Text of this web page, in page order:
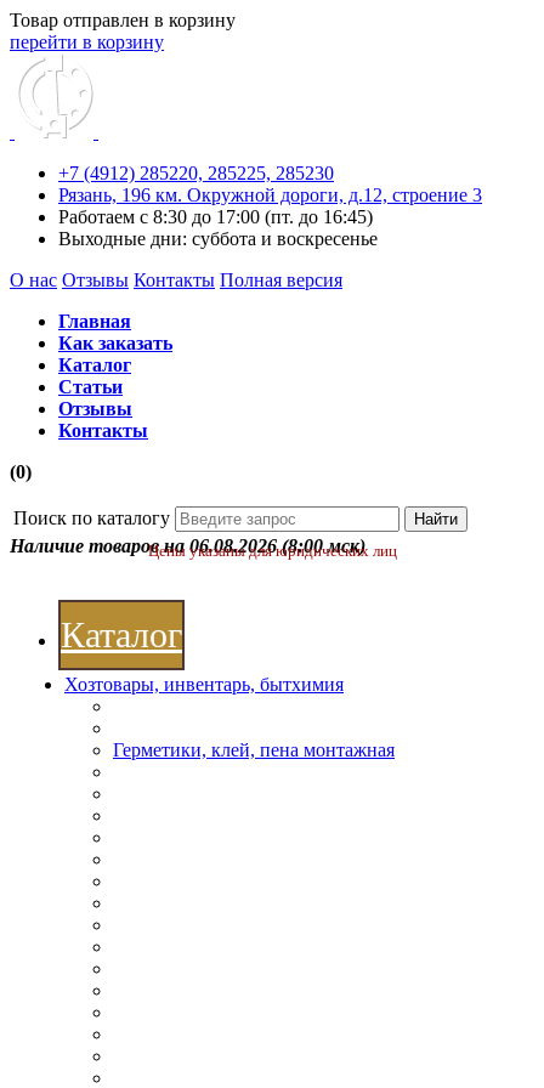
Товар отправлен в корзину
перейти в корзину
+7 (4912) 285220, 285225, 285230
Рязань, 196 км. Окружной дороги, д.12, строение 3
Работаем с 8:30 до 17:00 (пт. до 16:45)
Выходные дни: суббота и воскресенье
О нас Отзывы Контакты Полная версия
Главная
Как заказать
Каталог
Статьи
Отзывы
Контакты
(0)
Поиск по каталогу
Наличие товаров на 06.08.2026 (8:00 мск)
Цены указаны для юридических лиц
Каталог
Хозтовары, инвентарь, бытхимия
Герметики, клей, пена монтажная